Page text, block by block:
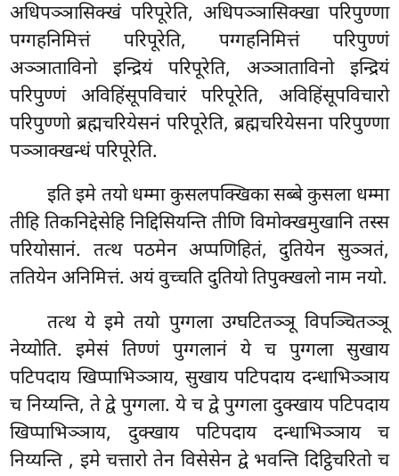
अधिपञ्ञासिक्खं परिपूरेति, अधिपञ्ञासिक्खा परिपुण्णा
पग्गहनिमित्तं परिपूरेति, पग्गहनिमित्तं परिपुण्णं
अञ्ञाताविनो इन्द्रियं परिपूरेति, अञ्ञाताविनो इन्द्रियं
परिपुण्णं अविहिंसूपविचारं परिपूरेति, अविहिंसूपविचारो
परिपुण्णो ब्रह्मचरियेसनं परिपूरेति, ब्रह्मचरियेसना परिपुण्णा
पञ्ञाक्खन्धं परिपूरेति.
इति इमे तयो धम्मा कुसलपक्खिका सब्बे कुसला धम्मा
तीहि तिकनिद्देसेहि निद्दिसियन्तितीणि विमोक्खमुखानि तस्स
परियोसानं. तत्थ पठमेन अप्पणिहितं, दुतियेन सुञ्ञतं,
ततियेन अनिमित्तं. अयं वुच्चति दुतियो तिपुक्खलो नाम नयो.
तत्थ ये इमे तयो पुग्गला उग्घटितञ्ञू विपञ्चितञ्ञू
नेय्योति. इमेसं तिण्णं पुग्गलानं ये च पुग्गला सुखाय
पटिपदाय खिप्पाभिञ्ञाय, सुखाय पटिपदाय दन्धाभिञ्ञाय
च निय्यन्ति, ते द्वे पुग्गला. ये च द्वे पुग्गला दुक्खायपटिपदाय
खिप्पाभिञ्ञाय, दुक्खाय पटिपदाय दन्धाभिञ्ञाय च
निय्यन्ति , इमे चत्तारो तेन विसेसेन द्वे भवन्ति दिट्ठिचरितो च